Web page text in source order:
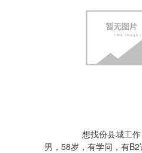
想找份县城工
男，58岁，有学问，有